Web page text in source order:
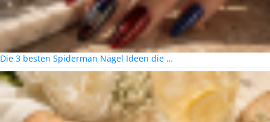
Die 3 besten Spiderman Nägel Ideen die …